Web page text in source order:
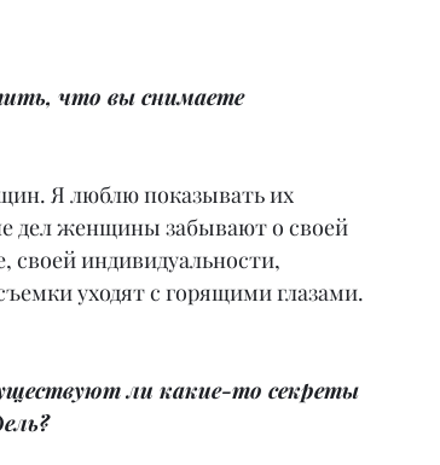
что вы снимаете
Я люблю показывать их
дел женщины забывают о своей
своей индивидуальности,
уходят с горящими глазами.
ли какие-то секреты